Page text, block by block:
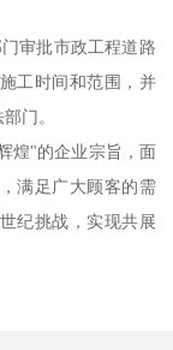
审批市政工程道路
工时间和范围，并
门。
煌"的企业宗旨，面
满足广大顾客的需
纪挑战，实现共展